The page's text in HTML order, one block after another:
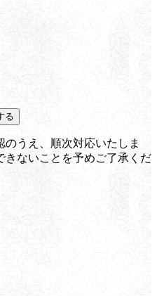
る
うえ、順次対応いたしま
きないことを予めご了承くだ